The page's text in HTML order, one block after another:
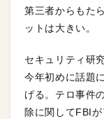
第三者からもた
ットは大きい。
セキュリティ研
今年初めに話題
げる。テロ事件
除に関してFBI